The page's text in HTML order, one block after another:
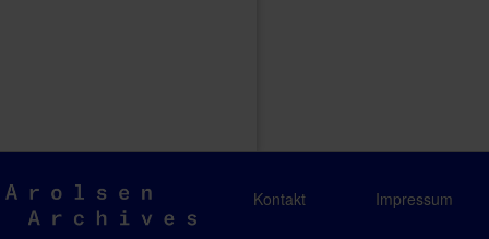
Arolsen
Archives
Kontakt Impressum